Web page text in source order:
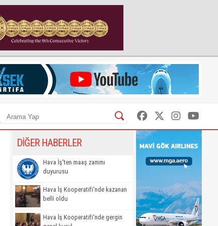
DİĞER HABERLER
Hava İş'ten maaş zammı
duyurusu
Hava İş Kooperatifi'nde kazanan
belli oldu
Hava İş Kooperatifi'nde gergin